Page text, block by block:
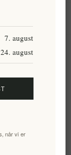
7. august
24. august
når vi er